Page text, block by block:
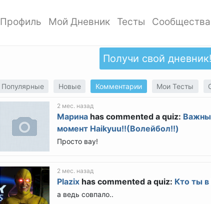
Профиль
Настройки аккаунта
Поиск
Мой Дневник
Добавить запись
Дизайн дневника
Обзор записей
Тесты
Добавить тест
Популярные тесты
Новые тесты
Сообщества
Создать
Обзор
Получи свой дневник!
Популярные Новые Комментарии Мои Тесты
2 мес. назад
Марина has commented a quiz:
момент Haikyuu!!(Волейбол!!)
Просто вау!
2 мес. назад
Plazix has commented a quiz: Кто ты
а ведь совпало..